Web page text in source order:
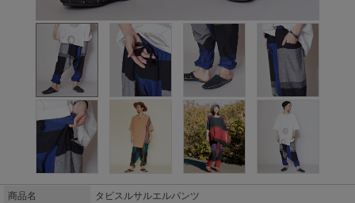
商品名
タビスルサルエルパンツ